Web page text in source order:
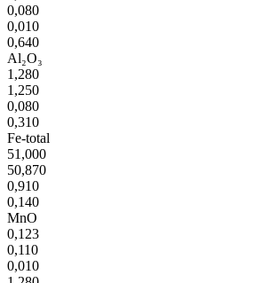
0,080
0,010
0,640
Al₂O₃
1,280
1,250
0,080
0,310
Fe-total
51,000
50,870
0,910
0,140
MnO
0,123
0,110
0,010